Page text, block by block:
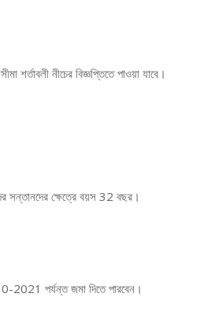
নীচের বিজ্ঞপ্তিতে পাওয়া যাবে।
ক্ষেত্রে বয়স 32 বছর।
পর্যন্ত জমা দিতে পারবেন।